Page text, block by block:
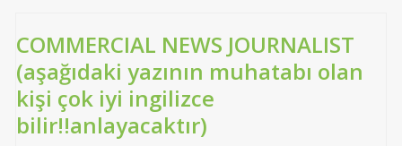
COMMERCIAL NEWS JOURNALIST
(aşağıdaki yazının muhatabı olan
kişi çok iyi ingilizce
bilir!!anlayacaktır)